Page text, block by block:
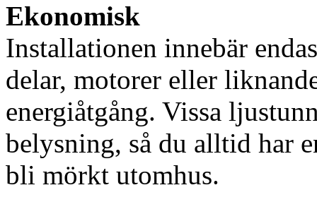
Ekonomisk
Installationen innebär
delar, motorer eller
energiåtgång. Vissa
belysning, så du alltid har
bli mörkt utomhus.